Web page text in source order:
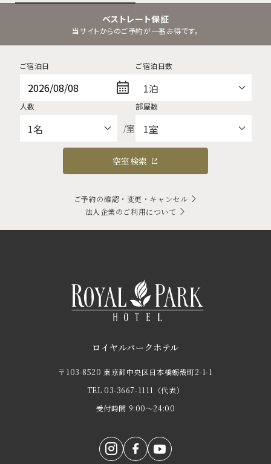
ベストレート保証
当サイトからのご予約が一番お得です。
ご宿泊日 ご宿泊日数
人数
/室
部屋数
空室検索
ご予約の確認・変更・キャンセル
法人企業のご利用について
ロイヤルパークホテル
〒103-8520 東京都中央区日本橋蛎殻町2-1-1
TEL 03-3667-1111
（代表）
受付時間 9:00～24:00